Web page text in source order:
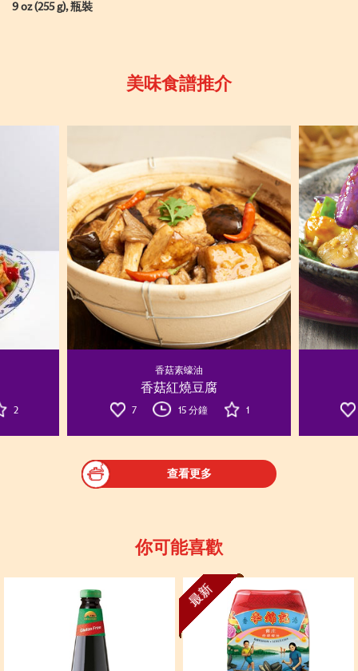
9 oz (255 g), 瓶裝
美味食譜推介
2
香菇素蠔油
香菇紅燒豆腐
7 15 分鐘 1
查看更多
你可能喜歡
最新